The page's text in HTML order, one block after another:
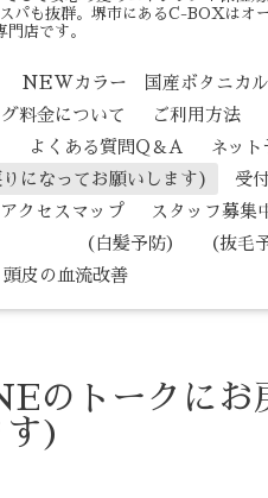
も抜群。堺市にあるC-BOXはオ
門店です。
NEWカラー 国産ボタニカル
料金について ご利用方法
よくある質問Q＆A
ネット
になってお願いします)
受
クセスマップ スタッフ募集
） （抜毛予防） （
皮の血流改善
トークにお
す)